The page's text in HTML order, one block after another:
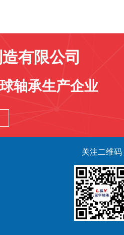
有限公司
轴承生产企业
关注二维码